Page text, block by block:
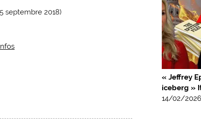
septembre 2018)
« Jeffrey
iceberg »
14/02/2026